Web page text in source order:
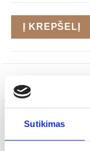
Sutikimas
Į KREPŠELĮ